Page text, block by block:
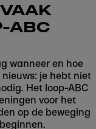
ABC
wanneer en hoe
je hebt niet
Het loop-ABC
voor het
op de beweging